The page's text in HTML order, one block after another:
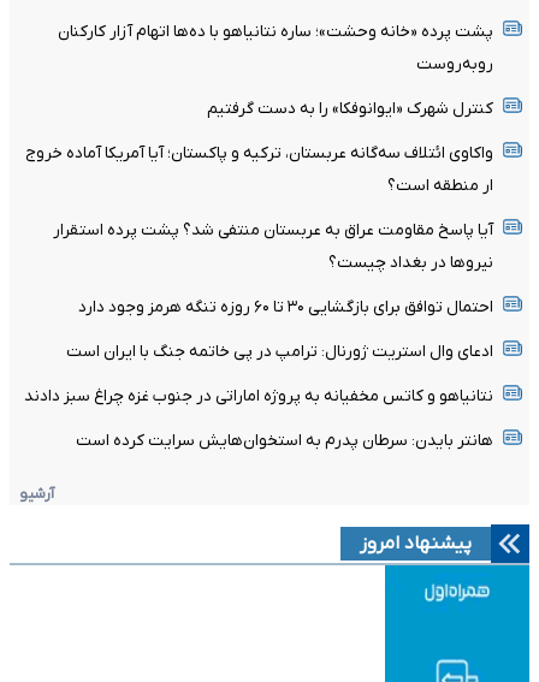
پشت پرده «خانه وحشت»؛ ساره نتانیاهو با ده‌ها اتهام آزار کارکنان
روبه‌روست
کنترل شهرک «ایوانوفکا» را به دست گرفتیم
واکاوی ائتلاف سه‌گانه عربستان، ترکیه و پاکستان؛ آیا آمریکا آماده خروج
ار منطقه است؟
آیا پاسخ مقاومت عراق به عربستان منتفی شد؟ پشت پرده استقرار
نیروها در بغداد چیست؟
احتمال توافق برای بازگشایی ۳۰ تا ۶۰ روزه تنگه هرمز وجود دارد
ادعای وال استریت ژورنال: ترامپ در پی خاتمه جنگ با ایران است
نتانیاهو و کاتس مخفیانه به پروژه اماراتی در جنوب غزه چراغ سبز دادند
هانتر بایدن: سرطان پدرم به استخوان‌هایش سرایت کرده است
آرشیو
پیشنهاد امروز